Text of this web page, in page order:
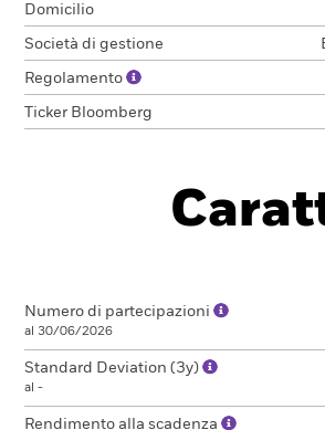
Domicilio
Società di gestione
Regolamento
Ticker Bloomberg
Numero di partecipazioni
al 30/06/2026
Standard Deviation (3y)
al -
Rendimento alla scadenza